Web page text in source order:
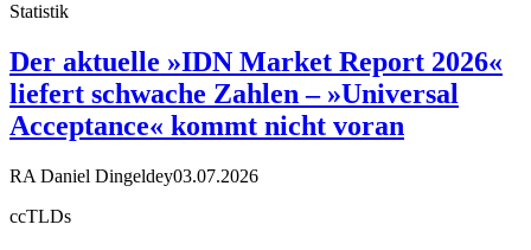
Statistik
Der aktuelle »IDN Market Report 2026«
liefert schwache Zahlen – »Universal
Acceptance« kommt nicht voran
RA Daniel Dingeldey03.07.2026
ccTLDs